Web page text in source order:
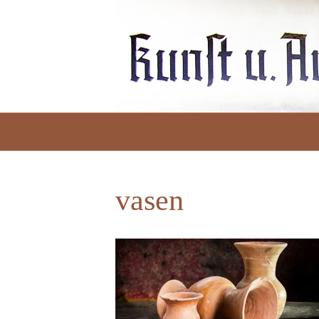
vasen